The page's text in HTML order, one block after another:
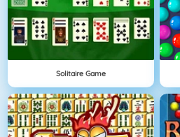
Solitaire Game